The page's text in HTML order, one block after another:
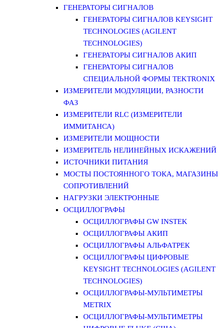
ГЕНЕРАТОРЫ СИГНАЛОВ
ГЕНЕРАТОРЫ СИГНАЛОВ KEYSIGHT
TECHNOLOGIES (AGILENT
TECHNOLOGIES)
ГЕНЕРАТОРЫ СИГНАЛОВ АКИП
ГЕНЕРАТОРЫ СИГНАЛОВ
СПЕЦИАЛЬНОЙ ФОРМЫ TEKTRONIX
ИЗМЕРИТЕЛИ МОДУЛЯЦИИ, РАЗНОСТИ
ФАЗ
ИЗМЕРИТЕЛИ RLC (ИЗМЕРИТЕЛИ
ИММИТАНСА)
ИЗМЕРИТЕЛИ МОЩНОСТИ
ИЗМЕРИТЕЛЬ НЕЛИНЕЙНЫХ ИСКАЖЕНИЙ
ИСТОЧНИКИ ПИТАНИЯ
МОСТЫ ПОСТОЯННОГО ТОКА, МАГАЗИНЫ
СОПРОТИВЛЕНИЙ
НАГРУЗКИ ЭЛЕКТРОННЫЕ
ОСЦИЛЛОГРАФЫ
ОСЦИЛЛОГРАФЫ GW INSTEK
ОСЦИЛЛОГРАФЫ АКИП
ОСЦИЛЛОГРАФЫ АЛЬФАТРЕК
ОСЦИЛЛОГРАФЫ ЦИФРОВЫЕ
KEYSIGHT TECHNOLOGIES (AGILENT
TECHNOLOGIES)
ОСЦИЛЛОГРАФЫ-МУЛЬТИМЕТРЫ
METRIX
ОСЦИЛЛОГРАФЫ-МУЛЬТИМЕТРЫ